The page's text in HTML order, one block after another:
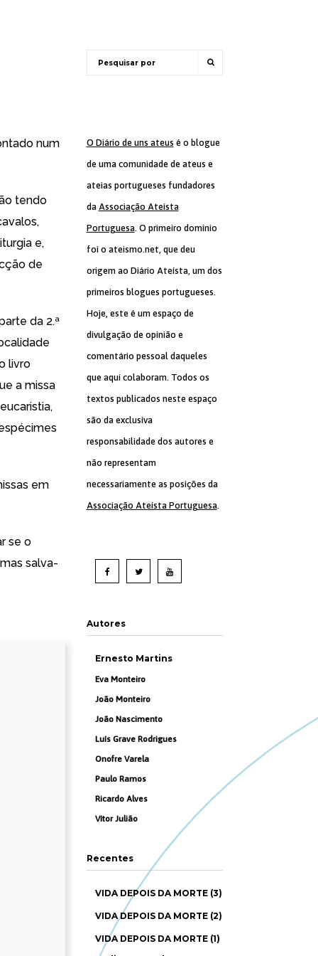
num
tendo
e,
de
da 2.ª
livro
a missa
em
se o
salva-
O Diário de uns ateus é o blogue
de uma comunidade de ateus e
ateias portugueses fundadores
da Associação Ateísta
Portuguesa. O primeiro domínio
foi o ateismo.net, que deu
origem ao Diário Ateísta, um dos
primeiros blogues portugueses.
Hoje, este é um espaço de
divulgação de opinião e
comentário pessoal daqueles
que aqui colaboram. Todos os
textos publicados neste espaço
são da exclusiva
responsabilidade dos autores e
não representam
necessariamente as posições da
Associação Ateísta Portuguesa.
Autores
Ernesto Martins
Eva Monteiro
João Monteiro
João Nascimento
Luís Grave Rodrigues
Onofre Varela
Paulo Ramos
Ricardo Alves
Vítor Julião
Recentes
VIDA DEPOIS DA MORTE (3)
VIDA DEPOIS DA MORTE (2)
VIDA DEPOIS DA MORTE (1)